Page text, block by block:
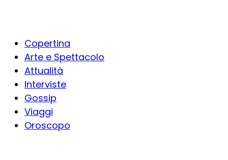
Copertina
Arte e Spettacolo
Attualità
Interviste
Gossip
Viaggi
Oroscopo